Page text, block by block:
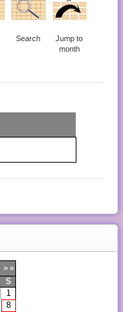
Search
Jump to
month
> »
S
1
8